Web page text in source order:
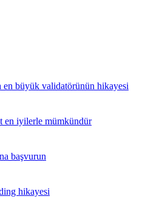
büyük validatörünün hikayesi
en iyilerle mümkündür
başvurun
hikayesi